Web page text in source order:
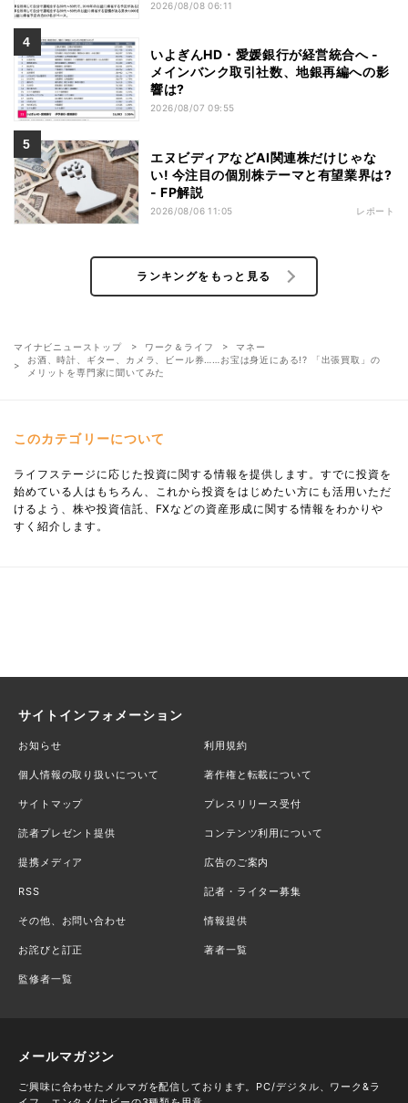
2026/08/08 06:11
いよぎんHD・愛媛銀行が経営統合へ -
メインバンク取引社数、地銀再編への影
響は?
2026/08/07 09:55
エヌビディアなどAI関連株だけじゃな
い! 今注目の個別株テーマと有望業界は?
- FP解説
2026/08/06 11:05 レポート
ランキングをもっと見る
マイナビニューストップ ワーク＆ライフ
マネー
お酒、時計、ギター、カメラ、ビール券……お宝は身近にある!? 「出張買取」の
メリットを専門家に聞いてみた
このカテゴリーについて
ライフステージに応じた投資に関する情報を提供します。すでに投資を
始めている人はもちろん、これから投資をはじめたい方にも活用いただ
けるよう、株や投資信託、FXなどの資産形成に関する情報をわかりや
すく紹介します。
サイトインフォメーション
お知らせ 利用規約
個人情報の取り扱いについて 著作権と転載について
サイトマップ プレスリリース受付
読者プレゼント提供 コンテンツ利用について
提携メディア 広告のご案内
RSS 記者・ライター募集
その他、お問い合わせ 情報提供
お詫びと訂正 著者一覧
監修者一覧
メールマガジン
ご興味に合わせたメルマガを配信しております。PC/デジタル、ワーク&ラ